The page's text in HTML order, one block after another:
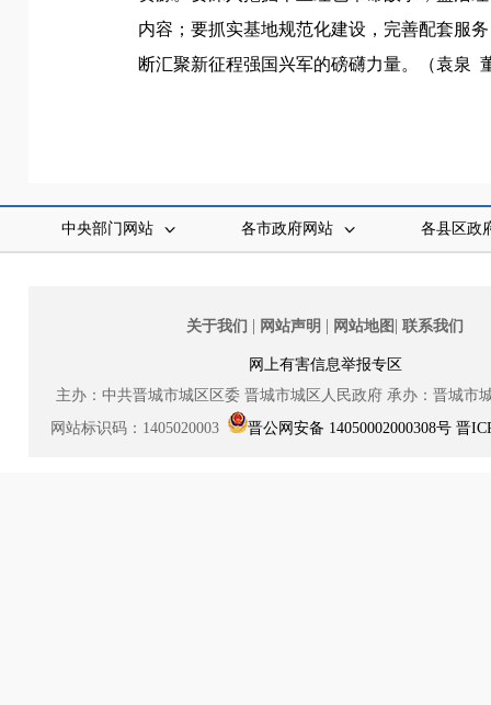
内容；要抓实基地规范化建设，完善配套服
断汇聚新征程强国兴军的磅礴力量。（袁泉
中央部门网站 各市政府网站 各县区政
关于我们 | 网站声明 | 网站地图 | 联系我们
网上有害信息举报专区
主办：中共晋城市城区区委 晋城市城区人民政府 承办：晋城市
网站标识码：1405020003
晋公网安备 14050002000308号 晋